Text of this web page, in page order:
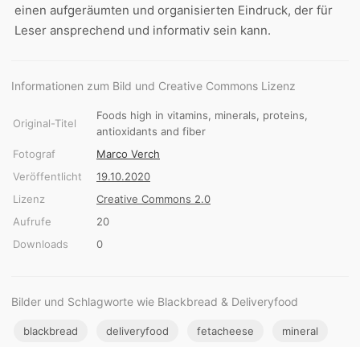
einen aufgeräumten und organisierten Eindruck, der für
Leser ansprechend und informativ sein kann.
Informationen zum Bild und Creative Commons Lizenz
Original-Titel
Foods high in vitamins, minerals, proteins,
antioxidants and fiber
Fotograf
Marco Verch
Veröffentlicht
19.10.2020
Lizenz
Creative Commons 2.0
Aufrufe
20
Downloads
0
Bilder und Schlagworte wie Blackbread & Deliveryfood
blackbread deliveryfood fetacheese mineral